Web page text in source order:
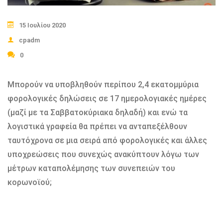
15 Ιουλίου 2020
cpadm
0
Μπορούν να υποβληθούν περίπου 2,4 εκατομμύρια
φορολογικές δηλώσεις σε 17 ημερολογιακές ημέρες
(μαζί με τα Σαββατοκύριακα δηλαδή) και ενώ τα
λογιστικά γραφεία θα πρέπει να ανταπεξέλθουν
ταυτόχρονα σε μια σειρά από φορολογικές και άλλες
υποχρεώσεις που συνεχώς ανακύπτουν λόγω των
μέτρων καταπολέμησης των συνεπειών του
κορωνοϊού;